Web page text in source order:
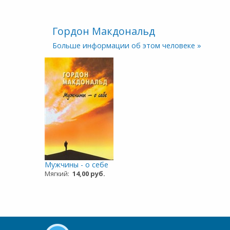
Гордон Макдональд
Больше информации об этом человеке »
Мужчины - о себе
Мягкий: 14,00 руб.